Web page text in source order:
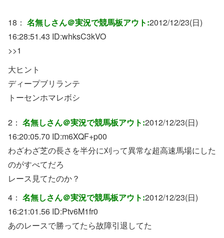
18： 名無しさん＠実況で競馬板アウト:2012/12/23(日)
16:28:51.43 ID:whksC3kVO
>>1
大ヒント
ディープブリランテ
トーセンホマレボシ
2： 名無しさん＠実況で競馬板アウト:2012/12/23(日)
16:20:05.70 ID:m6XQF+p00
わざわざ芝の長さを半分に刈って異常な超高速馬場にした
のがすべてだろ
レース見てたのか？
4： 名無しさん＠実況で競馬板アウト:2012/12/23(日)
16:21:01.56 ID:Ptv6M1fr0
あのレースで勝ってたら故障引退してた